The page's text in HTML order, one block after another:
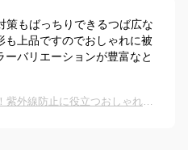
策もばっちりできるつば広な
上品ですのでおしゃれに被
バリエーションが豊富なと
【40代女性】春のお出かけに！紫外線防止に役立つおしゃれなハットのおすすめは？